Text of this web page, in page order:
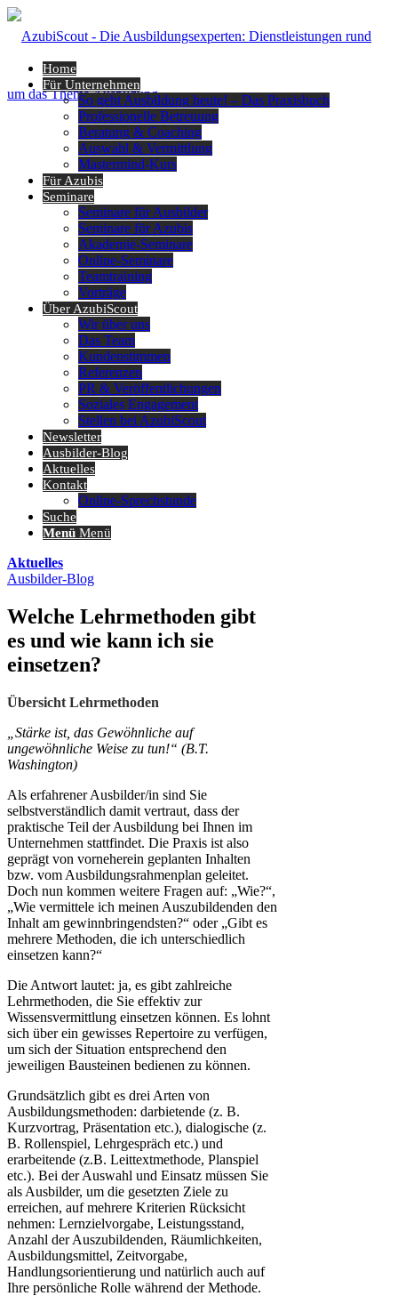
Home
Für Unternehmen
So geht Ausbildung heute! – Das Praxisbuch
Professionelle Betreuung
Beratung & Coaching
Auswahl & Vermittlung
Mastermind-Kurs
Für Azubis
Seminare
Seminare für Ausbilder
Seminare für Azubis
Akademie-Seminare
Online-Seminare
Teamtraining
Vorträge
Über AzubiScout
Wir über uns
Das Team
Kundenstimmen
Referenzen
PR & Veröffentlichungen
Soziales Engagement
Stellen bei AzubiScout
Newsletter
Ausbilder-Blog
Aktuelles
Kontakt
Online-Sprechstunde
Suche
Menü Menü
Aktuelles
Ausbilder-Blog
Welche Lehrmethoden gibt
es und wie kann ich sie
einsetzen?
Übersicht Lehrmethoden
„Stärke ist, das Gewöhnliche auf
ungewöhnliche Weise zu tun!“ (B.T.
Washington)
Als erfahrener Ausbilder/in sind Sie
selbstverständlich damit vertraut, dass der
praktische Teil der Ausbildung bei Ihnen im
Unternehmen stattfindet. Die Praxis ist also
geprägt von vorneherein geplanten Inhalten
bzw. vom Ausbildungsrahmenplan geleitet.
Doch nun kommen weitere Fragen auf: „Wie?“,
„Wie vermittele ich meinen Auszubildenden den
Inhalt am gewinnbringendsten?“ oder „Gibt es
mehrere Methoden, die ich unterschiedlich
einsetzen kann?“
Die Antwort lautet: ja, es gibt zahlreiche
Lehrmethoden, die Sie effektiv zur
Wissensvermittlung einsetzen können. Es lohnt
sich über ein gewisses Repertoire zu verfügen,
um sich der Situation entsprechend den
jeweiligen Bausteinen bedienen zu können.
Grundsätzlich gibt es drei Arten von
Ausbildungsmethoden: darbietende (z. B.
Kurzvortrag, Präsentation etc.), dialogische (z.
B. Rollenspiel, Lehrgespräch etc.) und
erarbeitende (z.B. Leittextmethode, Planspiel
etc.). Bei der Auswahl und Einsatz müssen Sie
als Ausbilder, um die gesetzten Ziele zu
erreichen, auf mehrere Kriterien Rücksicht
nehmen: Lernzielvorgabe, Leistungsstand,
Anzahl der Auszubildenden, Räumlichkeiten,
Ausbildungsmittel, Zeitvorgabe,
Handlungsorientierung und natürlich auch auf
Ihre persönliche Rolle während der Methode.